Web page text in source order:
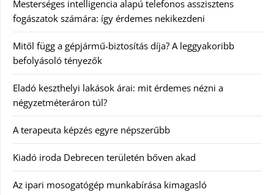
Mesterséges intelligencia alapú telefonos asszisztens
fogászatok számára: így érdemes nekikezdeni
Mitől függ a gépjármű-biztosítás díja? A leggyakoribb
befolyásoló tényezők
Eladó keszthelyi lakások árai: mit érdemes nézni a
négyzetméteráron túl?
A terapeuta képzés egyre népszerűbb
Kiadó iroda Debrecen területén bőven akad
Az ipari mosogatógép munkabírása kimagasló